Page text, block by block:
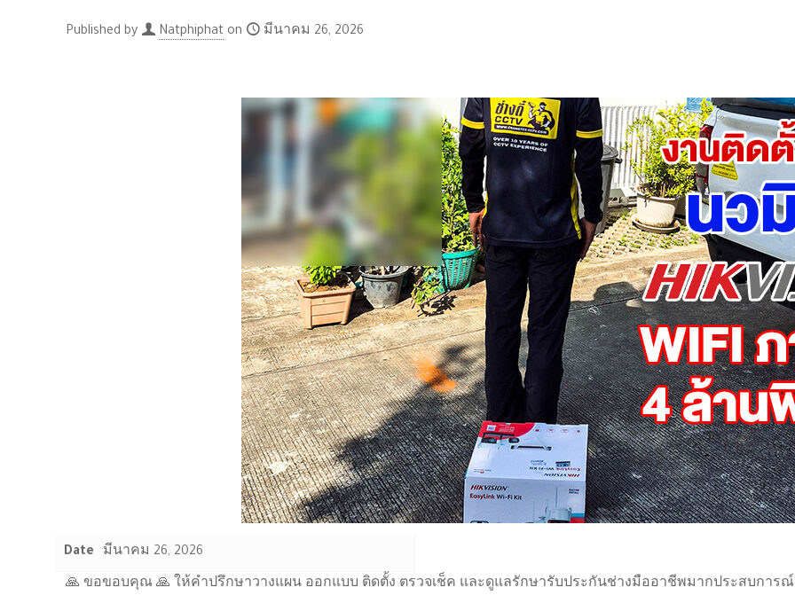
Published by Natphiphat on มีนาคม 26, 2026
Date มีนาคม 26, 2026
🙏 ขอขอบคุณ 🙏 ให้คำปรึกษาวางแผน ออกแบบ ติดตั้ง ตรวจเช็ค และดูแลรักษารับประกันช่างมืออาชีพมากประสบการณ์